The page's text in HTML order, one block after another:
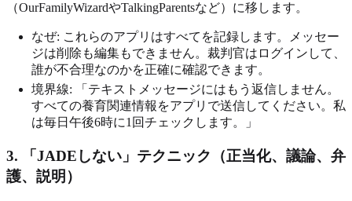
（OurFamilyWizardやTalkingParentsなど）に移します。
なぜ: これらのアプリはすべてを記録します。メッセー
ジは削除も編集もできません。裁判官はログインして、
誰が不合理なのかを正確に確認できます。
境界線: 「テキストメッセージにはもう返信しません。
すべての養育関連情報をアプリで送信してください。私
は毎日午後6時に1回チェックします。」
3. 「JADEしない」テクニック（正当化、議論、弁
護、説明）